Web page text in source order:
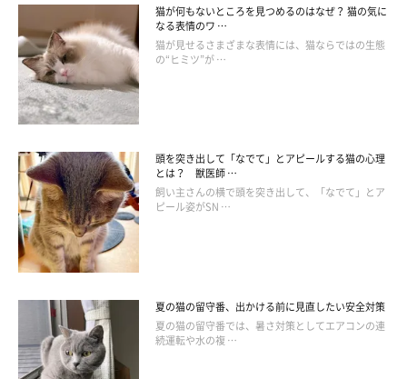
並んで目をつぶるみろくくん（写真手前）とターラちゃん（写真奥）
みろくくんとターラちゃんのように、猫は要望があるときに目で
訴えることがあるのでしょうか。詳しいお話を
猫が何もないところを見つめるのはなぜ？ 猫の気に
なる表情のワ …
猫が見せるさまざまな表情には、猫ならではの生態
の“ヒミツ”が …
頭を突き出して「なでて」とアピールする猫の心理
とは？ 獣医師 …
飼い主さんの横で頭を突き出して、「なでて」とア
ピール姿がSN …
夏の猫の留守番、出かける前に見直したい安全対策
夏の猫の留守番では、暑さ対策としてエアコンの連
続運転や水の複 …